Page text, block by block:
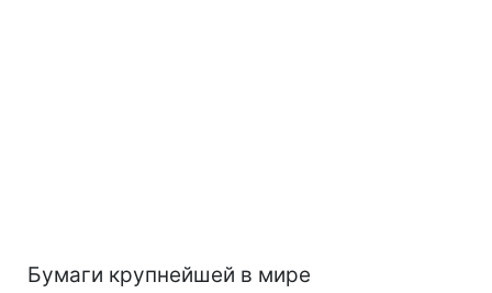
Бумаги крупнейшей в мире